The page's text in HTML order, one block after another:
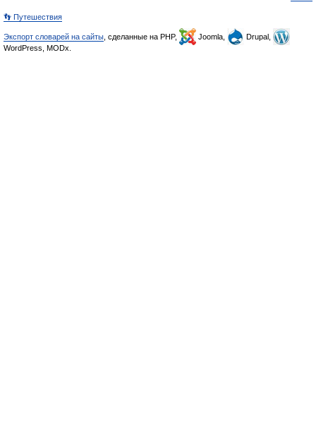
👣 Путешествия
Экспорт словарей на сайты , сделанные на PHP, Joomla,
Drupal,
WordPress, MODx.